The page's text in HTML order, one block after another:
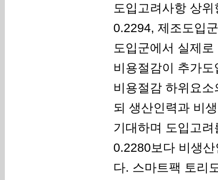
도입고려사항 상
0.2294, 제조도입
도입군에서 실제
비용절감이 추가
비용절감 하위요
되 생산인력과 비
기대하며 도입고
0.2280보다 비생
다. 스마트팩 토리